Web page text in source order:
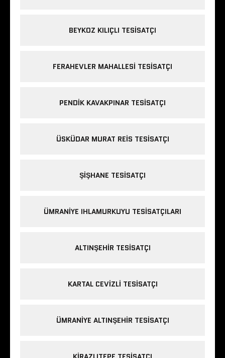
BEYKOZ KILIÇLI TESISATÇI
FERAHEVLER MAHALLESI TESISATÇI
PENDIK KAVAKPINAR TESISATÇI
ÜSKÜDAR MURAT REIS TESISATÇI
ŞIŞHANE TESISATÇI
ÜMRANIYE IHLAMURKUYU TESISATÇILARI
ALTINŞEHIR TESISATÇI
KARTAL CEVIZLI TESISATÇI
ÜMRANIYE ALTINŞEHIR TESISATÇI